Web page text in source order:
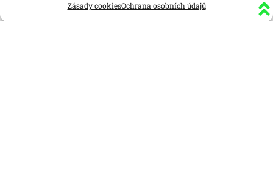
Zásady cookiesOchrana osobních údajů